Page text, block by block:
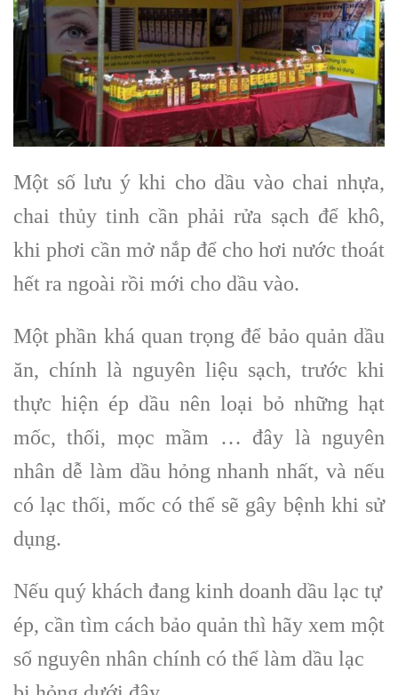
Một số lưu ý khi cho dầu vào chai nhựa,
chai thủy tinh cần phải rửa sạch để khô,
khi phơi cần mở nắp để cho hơi nước thoát
hết ra ngoài rồi mới cho dầu vào.
Một phần khá quan trọng để bảo quản dầu
ăn, chính là nguyên liệu sạch, trước khi
thực hiện ép dầu nên loại bỏ những hạt
mốc, thối, mọc mầm … đây là nguyên
nhân dễ làm dầu hỏng nhanh nhất, và nếu
có lạc thối, mốc có thể sẽ gây bệnh khi sử
dụng.
Nếu quý khách đang kinh doanh dầu lạc tự
ép, cần tìm cách bảo quản thì hãy xem một
số nguyên nhân chính có thể làm dầu lạc